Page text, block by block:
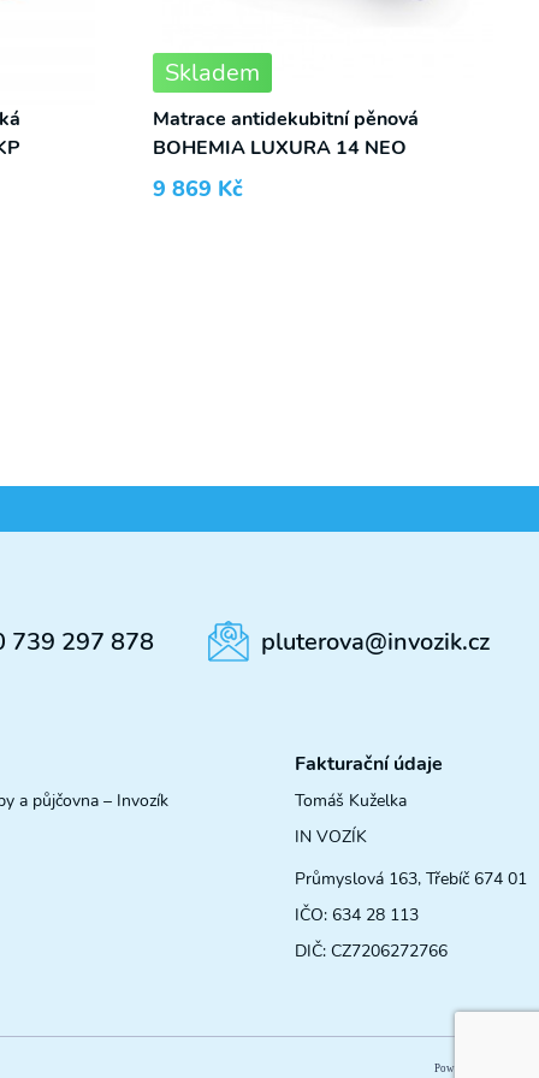
Skladem
Matrace antidekubitní pěnová
BOHEMIA LUXURA 14 NEO
9 869 Kč
739 297 878 pluterova@invozik.cz
a půjčovna – Invozík
Fakturační údaje
Tomáš Kuželka
IN VOZÍK
Průmyslová 163, Třebíč 674 01
IČO: 634 28 113
DIČ: CZ7206272766